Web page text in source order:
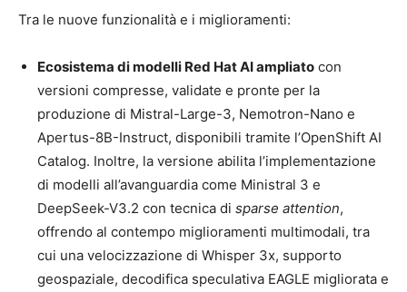
Tra le nuove funzionalità e i miglioramenti:
Ecosistema di modelli Red Hat AI ampliato con
versioni compresse, validate e pronte per la
produzione di Mistral-Large-3, Nemotron-Nano e
Apertus-8B-Instruct, disponibili tramite l’OpenShift AI
Catalog. Inoltre, la versione abilita l’implementazione
di modelli all’avanguardia come Ministral 3 e
DeepSeek-V3.2 con tecnica di sparse attention,
offrendo al contempo miglioramenti multimodali, tra
cui una velocizzazione di Whisper 3x, supporto
geospaziale, decodifica speculativa EAGLE migliorata e